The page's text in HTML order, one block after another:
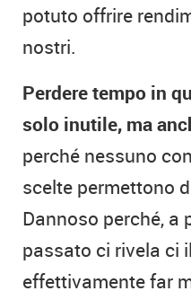
potuto offrire
nostri.
Perdere tempo in
solo inutile, ma
perché nessuno
scelte permettono
Dannoso perché, a
passato ci rivela ci
effettivamente far